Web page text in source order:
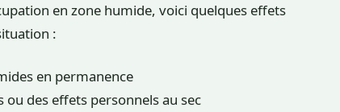
en zone humide, voici quelques effets
:
en permanence
des effets personnels au sec